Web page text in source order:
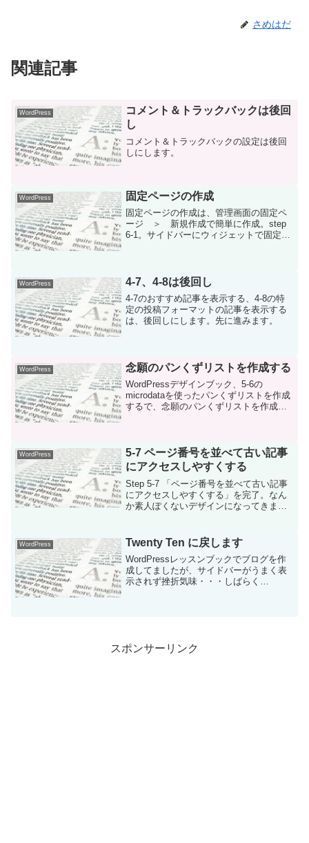
さめはだ
関連記事
WordPress
コメント＆トラックバックは後回
し
コメント＆トラックバックの設定は後回
しにします。
WordPress 固定ページの作成
固定ページの作成は、管理画面の固定ペ
ージ ＞ 新規作成で簡単に作成。step
6-1。サイドバーにウィジェットで固定ペ
WordPress 4-7、4-8は後回し
4-7のおすすめ記事を表示する、4-8の特
定の投稿フォーマットの記事を表示する
は、後回しにします。先に進みます。
WordPress 念願のパンくずリストを作成する
WordPressデザインブック、5-6の
microdataを使ったパンくずリストを作成
するで、念願のパンくずリストを作成で
WordPress
5-7 ページ番号を並べて古い記事
にアクセスしやすくする
Step 5-7 「ページ番号を並べて古い記事
にアクセスしやすくする」を完了。なん
か素人ぽくないデザインになってきまし
「TIPSのフッターに３段組みでメニュー
を表示...
WordPress Twenty Ten に戻します
WordPressレッスンブックでブログを作
成してましたが、サイドバーがうまく表
示されず挫折気味・・・しばらく
スポンサーリンク